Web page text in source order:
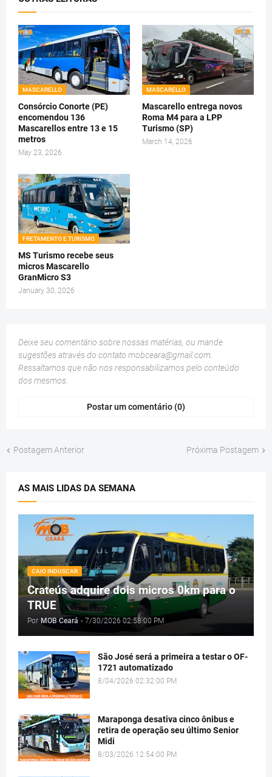
MASCARELLO
Consórcio Conorte (PE)
encomendou 136
Mascarellos entre 13 e 15
metros
May 23, 2026
MASCARELLO
Mascarello entrega novos
Roma M4 para a LPP
Turismo (SP)
March 14, 2026
FRETAMENTO E TURISMO
MS Turismo recebe seus
micros Mascarello
GranMicro S3
January 30, 2026
Deixe seu comentário sobre nossas matérias, ou mande
sugestões através do contato mobceara@gmail.com
Ressaltamos que não nos responsabilizamos pelo conteúdo
dos mesmos.
Postar um comentário (0)
Postagem Anterior Próxima Postagem
AS MAIS LIDAS DA SEMANA
CAIO INDUSCAR
Crateús adquire dois micros 0km para o
TRUE
Por MOB Ceará - 7/30/2026 02:58:00 PM
São José será a primeira a testar o OF-
1721 automatizado
8/04/2026 02:32:00 PM
Maraponga desativa cinco ônibus e
retira de operação seu último Senior
Midi
8/03/2026 12:54:00 PM